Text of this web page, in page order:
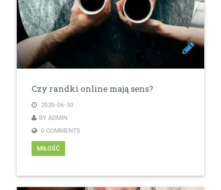
Czy randki online mają sens?
2020-06-30
BY ADMIN
0 COMMENTS
MIŁOŚĆ